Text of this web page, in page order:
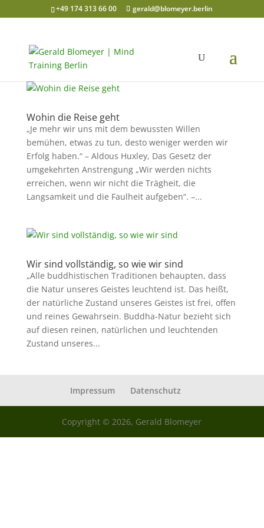
+49 174 313 66 00 gerald@blomeyer.berlin
Wohin die Reise geht
„Je mehr wir uns mit dem bewussten Willen
bemühen, etwas zu tun, desto weniger werden wir
Erfolg haben.“ – Aldous Huxley, Das Gesetz der
umgekehrten Anstrengung „Wir werden nichts
erreichen, wenn wir nicht die Trägheit, die
Langsamkeit und die Faulheit aufgeben“. –...
Wir sind vollständig, so wie wir sind
„Alle buddhistischen Traditionen behaupten, dass
die Natur unseres Geistes leuchtend ist. Das heißt,
der natürliche Zustand unseres Geistes ist frei, offen
und reines Gewahrsein. Buddha-Natur bezieht sich
auf diesen reinen, natürlichen und leuchtenden
Zustand unseres...
Impressum Datenschutz
Copyright © 2026, Gerald Blomeyer